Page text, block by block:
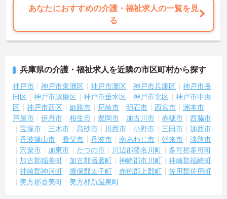
【上場企業グループの安定した待遇と評価】
・明確な評価制度で最大年1万円の昇給が可能です
・お子様の成長を応援するライフイベント手当があります
・残業代は1分単位でしっかりと支給しています
・1ユニット9名の少人数制でじっくりケアに取り組めます
・夜間も他スタッフと協力しやすく施設長にも相談できます
【手厚いサポートで広がるキャリアパス】
・ケアマネジャーの受験費用や講座を会社が負担しています
・独自の社内認定資格制度で段階的にスキルを磨けます
・65歳定年後も再雇用制度で70代まで長く活躍できます
あなたにおすすめの介護・福祉求人の一覧を見
る
兵庫県の介護・福祉求人を近隣の市区町村から探す
神戸市 神戸市東灘区 神戸市灘区 神戸市兵庫区
神戸市長
田区
神戸市須磨区 神戸市垂水区 神戸市北区
神戸市中央
区
神戸市西区 姫路市 尼崎市 明石市 西宮市
洲本市
芦屋市
伊丹市 相生市 豊岡市 加古川市 赤穂市
西脇市
宝塚市
三木市 高砂市 川西市 小野市 三田市
加西市
丹波篠山市
養父市 丹波市 南あわじ市 朝来市
淡路市
宍粟市
加東市 たつの市 川辺郡猪名川町
多可郡多可町
加古郡稲美町
加古郡播磨町 神崎郡市川町
神崎郡福崎町
神崎郡神河町
揖保郡太子町 赤穂郡上郡町
佐用郡佐用町
美方郡香美町
美方郡新温泉町